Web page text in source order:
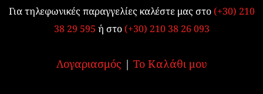
Για τηλεφωνικές παραγγελίες καλέστε μας στο (+30) 210
38 29 595 ή στο (+30) 210 38 26 093
Λογαριασμός | Το Καλάθι μου